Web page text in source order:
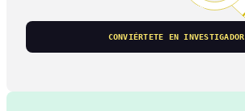
CONVIÉRTETE EN INVESTIGADOR